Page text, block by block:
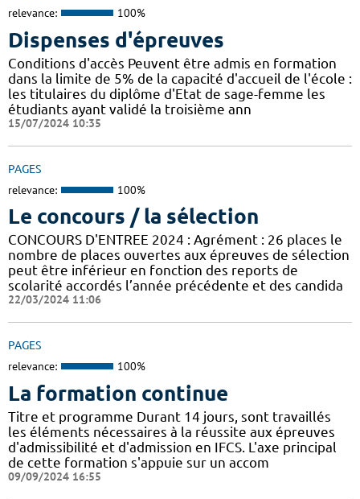
relevance: 100%
Dispenses d'épreuves
Conditions d'accès Peuvent être admis en formation
dans la limite de 5% de la capacité d'accueil de l'école :
les titulaires du diplôme d'Etat de sage-femme les
étudiants ayant validé la troisième ann
15/07/2024 10:35
PAGES
relevance: 100%
Le concours / la sélection
CONCOURS D'ENTREE 2024 : Agrément : 26 places le
nombre de places ouvertes aux épreuves de sélection
peut être inférieur en fonction des reports de
scolarité accordés l’année précédente et des candida
22/03/2024 11:06
PAGES
relevance: 100%
La formation continue
Titre et programme Durant 14 jours, sont travaillés
les éléments nécessaires à la réussite aux épreuves
d'admissibilité et d'admission en IFCS. L'axe principal
de cette formation s'appuie sur un accom
09/09/2024 16:55